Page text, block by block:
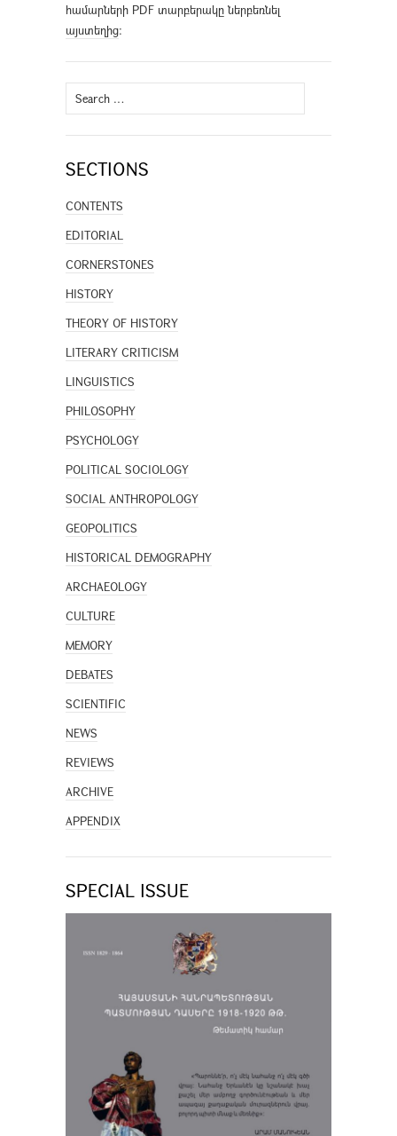
համարների PDF տարբերակը ներբեռնել
այստեղից։
Search
for:
SECTIONS
CONTENTS
EDITORIAL
CORNERSTONES
HISTORY
THEORY OF HISTORY
LITERARY CRITICISM
LINGUISTICS
PHILOSOPHY
PSYCHOLOGY
POLITICAL SOCIOLOGY
SOCIAL ANTHROPOLOGY
GEOPOLITICS
HISTORICAL DEMOGRAPHY
ARCHAEOLOGY
CULTURE
MEMORY
DEBATES
SCIENTIFIC
NEWS
REVIEWS
ARCHIVE
APPENDIX
SPECIAL ISSUE